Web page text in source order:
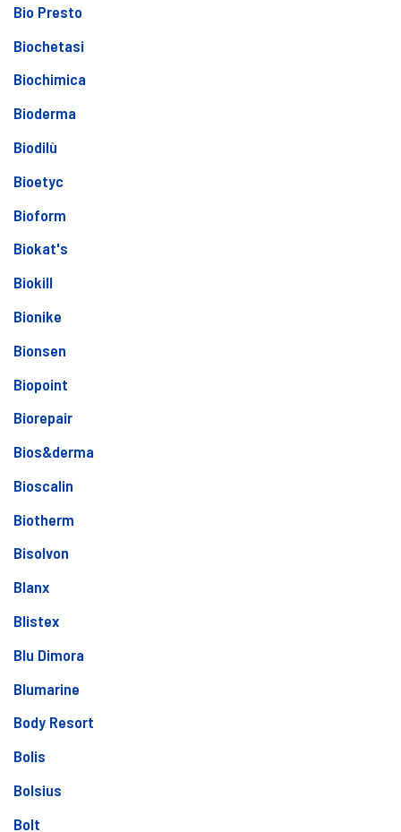
Bio Presto
Biochetasi
Biochimica
Bioderma
Biodilù
Bioetyc
Bioform
Biokat's
Biokill
Bionike
Bionsen
Biopoint
Biorepair
Bios&derma
Bioscalin
Biotherm
Bisolvon
Blanx
Blistex
Blu Dimora
Blumarine
Body Resort
Bolis
Bolsius
Bolt